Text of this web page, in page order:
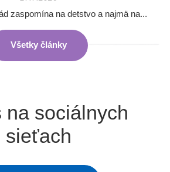
zaspomína na detstvo a najmä na...
Všetky články
na sociálnych
sieťach